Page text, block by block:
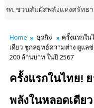
สพลังแห่งศรัทธา ร่วมงาน "
Home ธุรกิจ
ครั้งแรกใ
เดียว ชูกลยุทธ์ความต่าง ดูแล
200 ล้านบาท ในปี 2567
ครั้งแรกในไทย!
พลังในหลอดเดีย